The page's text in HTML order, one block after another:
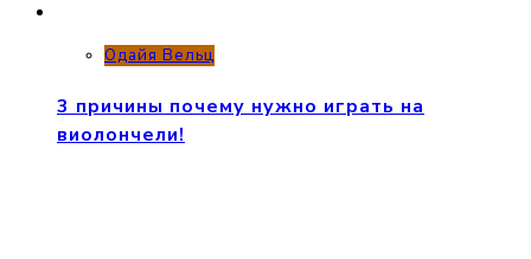
Одайя Вельц
3 причины почему нужно играть на
виолончели!